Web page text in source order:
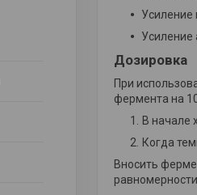
Усиление
Усиление
Дозировка
При
фермента на
В начале
Когда
Вносить